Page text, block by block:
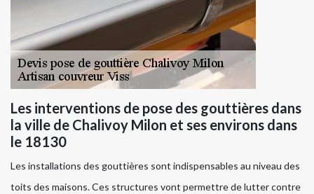
Les interventions de pose des gouttières dans
la ville de Chalivoy Milon et ses environs dans
le 18130
Les installations des gouttières sont indispensables au niveau des
toits des maisons. Ces structures vont permettre de lutter contre